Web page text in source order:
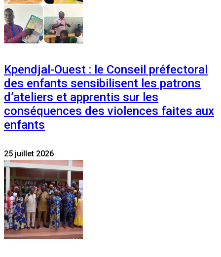
Kpendjal-Ouest : le Conseil préfectoral
des enfants sensibilisent les patrons
d’ateliers et apprentis sur les
conséquences des violences faites aux
enfants
25 juillet 2026